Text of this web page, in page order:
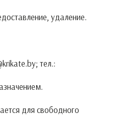
удаление.
тел.:
для свободного